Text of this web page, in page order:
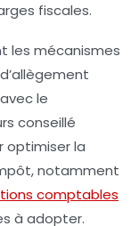
fiscales.
les mécanismes
le
conseillé
optimiser la
notamment
comptables
à adopter.